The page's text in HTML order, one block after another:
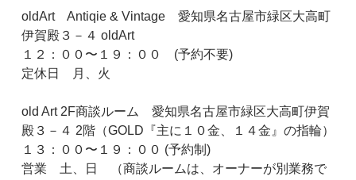
oldArt Antiqie & Vintage 愛知県名古屋市緑区大高町
伊賀殿３－４ oldArt
１２：００〜１９：００ (予約不要)
定休日 月、火
old Art 2F商談ルーム 愛知県名古屋市緑区大高町伊賀
殿３－４ 2階（GOLD『主に１０金、１４金』の指輪）
１３：００〜１９：００ (予約制)
営業 土、日 （商談ルームは、オーナーが別業務で